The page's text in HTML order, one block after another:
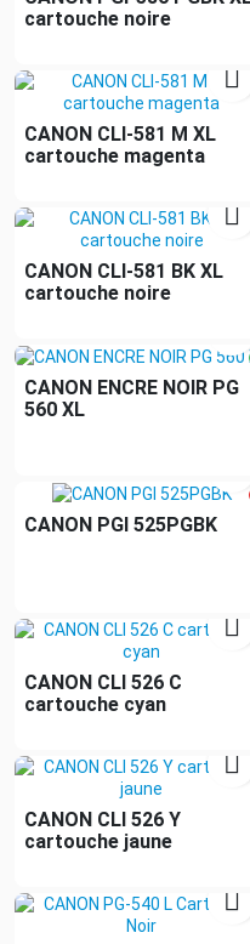
cartouche noire

CANON CLI-581 M XL
cartouche magenta

CANON CLI-581 BK XL
cartouche noire
CANON ENCRE NOIR PG
560 XL
CANON PGI 525PGBK

CANON CLI 526 C
cartouche cyan

CANON CLI 526 Y
cartouche jaune
